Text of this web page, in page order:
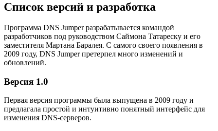
Список версий и разработка
Программа DNS Jumper разрабатывается командой
разработчиков под руководством Саймона Татареску и его
заместителя Мартана Баралея. С самого своего появления в
2009 году, DNS Jumper претерпел много изменений и
обновлений.
Версия 1.0
Первая версия программы была выпущена в 2009 году и
предлагала простой и интуитивно понятный интерфейс для
изменения DNS-серверов.